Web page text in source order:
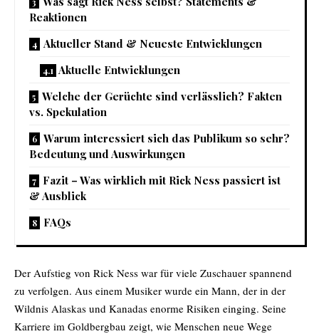
Reaktionen
Aktueller Stand & Neueste Entwicklungen
Aktuelle Entwicklungen
Welche der Gerüchte sind verlässlich? Fakten
vs. Spekulation
Warum interessiert sich das Publikum so sehr?
Bedeutung und Auswirkungen
Fazit – Was wirklich mit Rick Ness passiert ist
& Ausblick
FAQs
Der Aufstieg von Rick Ness war für viele Zuschauer spannend
zu verfolgen. Aus einem Musiker wurde ein Mann, der in der
Wildnis Alaskas und Kanadas enorme Risiken einging. Seine
Karriere im Goldbergbau zeigt, wie Menschen neue Wege